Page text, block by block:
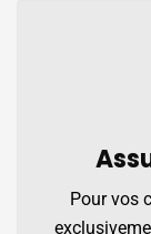
Pour vos